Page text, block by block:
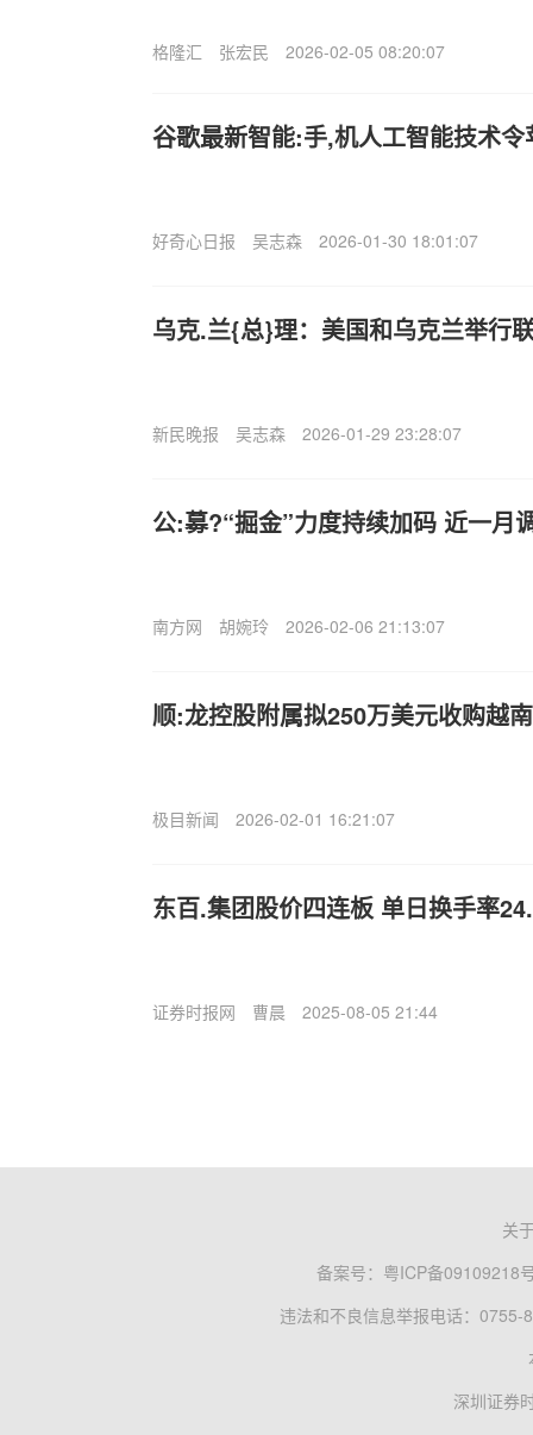
格隆汇 张宏民 2026-02-05 08:20:07
谷歌最新智能:手,机人工智能技术
好奇心日报 吴志森 2026-01-30 18:01:07
乌克.兰{总}理：美国和乌克兰举行
新民晚报 吴志森 2026-01-29 23:28:07
公:募?“掘金”力度持续加码 近一月
南方网 胡婉玲 2026-02-06 21:13:07
顺:龙控股附属拟250万美元收购越
极目新闻 2026-02-01 16:21:07
东百.集团股价四连板 单日换手率
证券时报网 曹晨 2025-08-05 21:44
关
备案号： 粤ICP备09109218
违法和不良信息举报电话：0755-
深圳证券